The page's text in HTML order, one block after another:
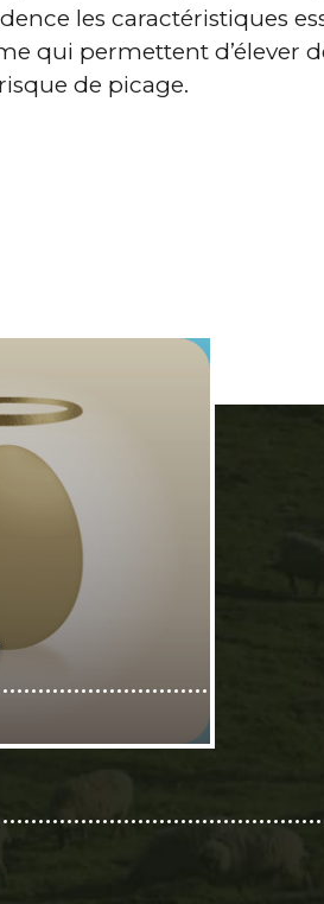
les caractéristiques
qui permettent d’élever
de picage.